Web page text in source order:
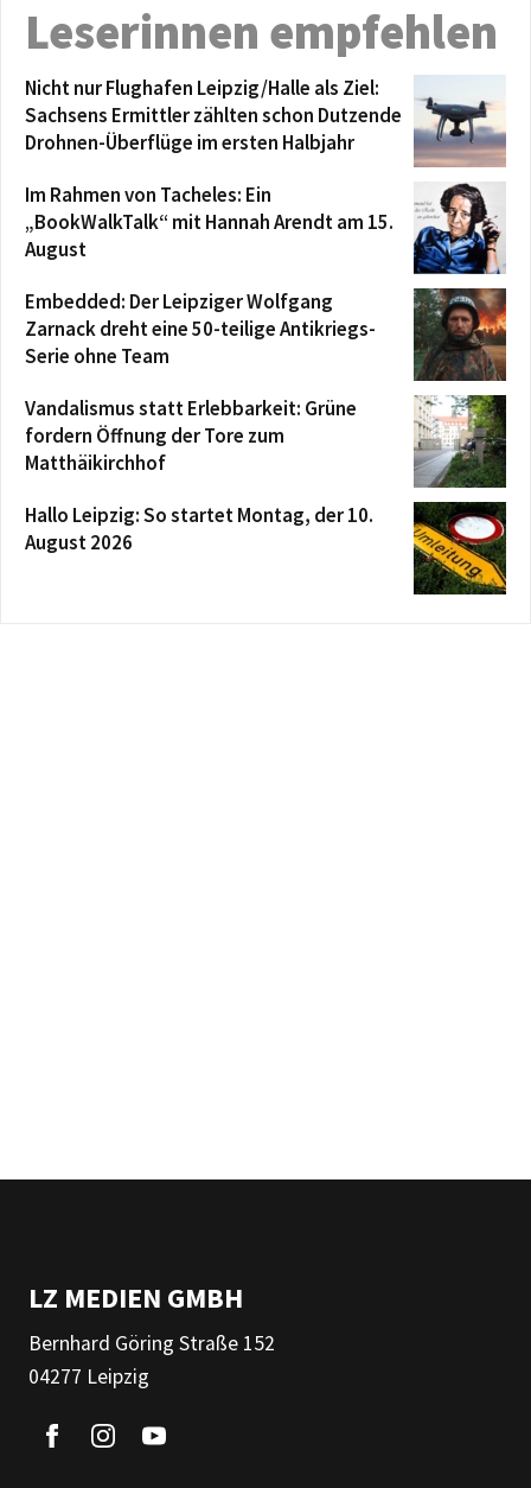
Leserinnen empfehlen
Nicht nur Flughafen Leipzig/Halle als Ziel:
Sachsens Ermittler zählten schon Dutzende
Drohnen-Überflüge im ersten Halbjahr
Im Rahmen von Tacheles: Ein
„BookWalkTalk“ mit Hannah Arendt am 15.
August
Embedded: Der Leipziger Wolfgang
Zarnack dreht eine 50-teilige Antikriegs-
Serie ohne Team
Vandalismus statt Erlebbarkeit: Grüne
fordern Öffnung der Tore zum
Matthäikirchhof
Hallo Leipzig: So startet Montag, der 10.
August 2026
LZ MEDIEN GMBH
Bernhard Göring Straße 152
04277 Leipzig